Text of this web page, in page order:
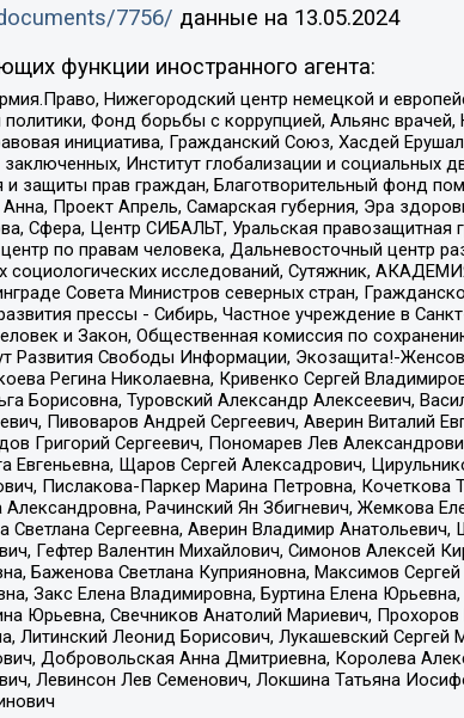
7756/ данные на 13.05.2024
функции иностранного агента:
Нижегородский центр немецкой и
политики, Фонд борьбы с коррупцией, Альянс
инициатива, Гражданский Союз, Хасдей
Институт глобализации и
и защиты прав граждан, Благотворительный фонд
Анна, Проект Апрель, Самарская губерния, Эра
Сфера, Центр СИБАЛЬТ, Уральская
по правам человека, Дальневосточный центр
социологических исследований, Сутяжник,
Совета Министров северных стран,
прессы - Сибирь, Частное учреждение в
и Закон, Общественная комиссия по
Развития Свободы Информации, Экозащита!-
Регина Николаевна, Кривенко Сергей
Борисовна, Туровский Александр Алексеевич,
Пивоваров Андрей Сергеевич, Аверин Виталий
Григорий Сергеевич, Пономарев Лев
Евгеньевна, Щаров Сергей Алексадрович,
Пислакова-Паркер Марина Петровна, Кочеткова
Александровна, Рачинский Ян Збигневич, Жемкова
Светлана Сергеевна, Аверин Владимир
Гефтер Валентин Михайлович, Симонов Алексей
Баженова Светлана Куприяновна, Максимов
Закс Елена Владимировна, Буртина Елена
Юрьевна, Свечников Анатолий Мариевич,
Литинский Леонид Борисович, Лукашевский
Добровольская Анна Дмитриевна, Королева
Левинсон Лев Семенович, Локшина Татьяна